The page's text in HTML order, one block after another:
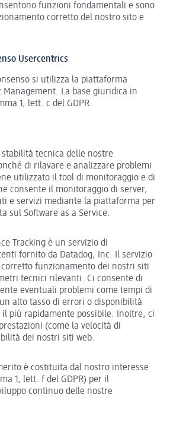
funzioni fondamentali e sono
corretto del nostro sito e
Usercentrics
si utilizza la piattaforma
Management. La base giuridica in
1, lett. c del GDPR.
tecnica delle nostre
di rilavare e analizzare problemi
utilizzato il tool di monitoraggio e di
consente il monitoraggio di server,
e servizi mediante la piattaforma per
sul Software as a Service.
Tracking è un servizio di
fornito da Datadog, Inc. Il servizio
funzionamento dei nostri siti
tecnici rilevanti. Ci consente di
eventuali problemi come tempi di
alto tasso di errori o disponibilità
più rapidamente possibile. Inoltre, ci
(come la velocità di
dei nostri siti web.
è costituita dal nostro interesse
1, lett. f del GDPR) per il
continuo delle nostre